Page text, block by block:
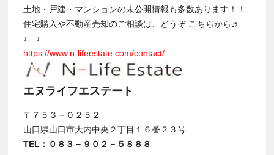
土地・戸建・マンションの未公開情報も多数あります！！
住宅購入や不動産売却のご相談は、どうぞ こちらから♬
↓ ↓
https://www.n-lifeestate.com/contact/
エヌライフエステート
〒７５３－０２５２
山口県山口市大内中央２丁目１６番２３号
TEL：０８３－９０２－５８８８